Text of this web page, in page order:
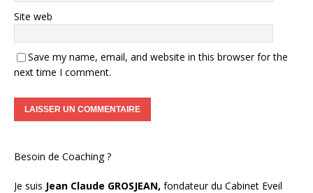
Site web
Save my name, email, and website in this browser for the
next time I comment.
Besoin de Coaching ?
Je suis Jean Claude GROSJEAN, fondateur du Cabinet Eveil